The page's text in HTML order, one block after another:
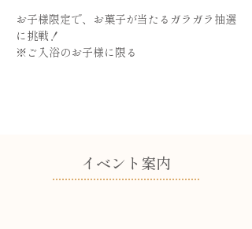
お子様限定で、お菓子が当たるガラガラ抽選
に挑戦！
※ご入浴のお子様に限る
​イベント案内